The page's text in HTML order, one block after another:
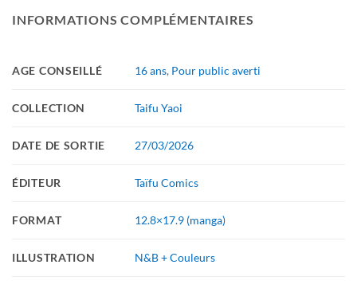
INFORMATIONS COMPLÉMENTAIRES
AGE CONSEILLÉ 16 ans, Pour public averti
COLLECTION Taifu Yaoi
DATE DE SORTIE 27/03/2026
ÉDITEUR Taïfu Comics
FORMAT 12.8×17.9 (manga)
ILLUSTRATION N&B + Couleurs